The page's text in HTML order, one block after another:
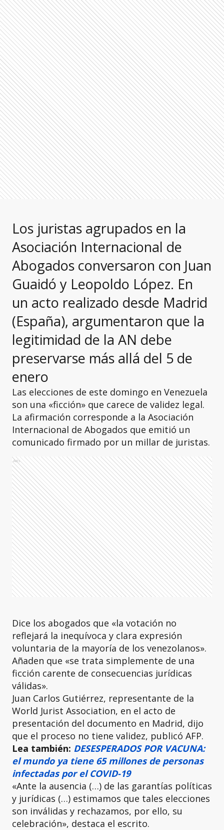
Los juristas agrupados en la
Asociación Internacional de
Abogados conversaron con Juan
Guaidó y Leopoldo López. En
un acto realizado desde Madrid
(España), argumentaron que la
legitimidad de la AN debe
preservarse más allá del 5 de
enero
Las elecciones de este domingo en Venezuela
son una «ficción» que carece de validez legal.
La afirmación corresponde a la Asociación
Internacional de Abogados que emitió un
comunicado firmado por un millar de juristas.
Ads
Dice los abogados que «la votación no
reflejará la inequívoca y clara expresión
voluntaria de la mayoría de los venezolanos».
Añaden que «se trata simplemente de una
ficción carente de consecuencias jurídicas
válidas».
Juan Carlos Gutiérrez, representante de la
World Jurist Association, en el acto de
presentación del documento en Madrid, dijo
que el proceso no tiene validez, publicó AFP.
Lea también: DESESPERADOS POR VACUNA:
el mundo ya tiene 65 millones de personas
infectadas por el COVID-19
«Ante la ausencia (…) de las garantías políticas
y jurídicas (…) estimamos que tales elecciones
son inválidas y rechazamos, por ello, su
celebración», destaca el escrito.